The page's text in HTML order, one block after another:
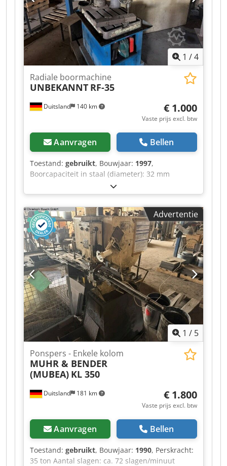
1 /4
Duitsland 140 km
Radiale boormachine
UNBEKANNT RF-35
€ 1.000
Vaste prijs excl. btw
Aanvragen Bellen
Toestand: gebruikt, Bouwjaar: 1997,
Boorcapaciteit in staal (diameter): 32 mm
Overhang: ca. 920 mm Schachtfrees: 76 mm
Platte frees: 20 mm Spindelopname: MT3
Pennenweg: 130 mm Verplaatsingsweg freeskop:
380 mm Tafelafmetingen: 550 x 500 mm Csdpfx
Ansztf Aujzjrf Diameter kolom: 115 mm
Advertentie
1 / 5
Duitsland 181 km
Ponspers - Enkele kolom
MUHR & BENDER
(MUBEA) KL 350
€ 1.800
Vaste prijs excl. btw
Aanvragen Bellen
Toestand: gebruikt, Bouwjaar: 1990, Perskracht:
35 ton Aantal slagen: ca. 72 slagen/minuut